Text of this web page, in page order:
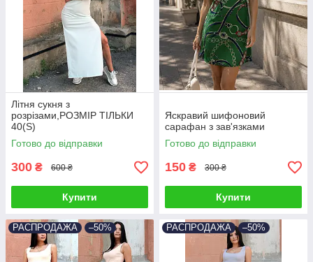
Літня сукня з
розрізами,РОЗМІР ТІЛЬКИ
40(S)
Готово до відправки
300 ₴ 600 ₴
Купити
Яскравий шифоновий
сарафан з зав'язками
Готово до відправки
150 ₴ 300 ₴
Купити
РАСПРОДАЖА –50% РАСПРОДАЖА –50%